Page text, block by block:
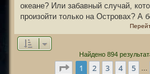
океане? Или забавный случай,
произойти только на Островах? А
Найдено 894
Страница из 90
1 2 3 4 5